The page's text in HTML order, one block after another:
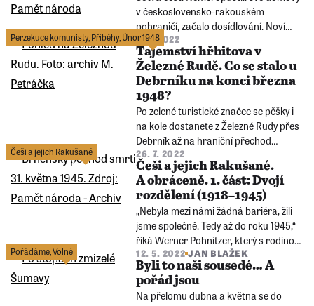
v československo-rakouském
pohraničí, začalo dosídlování. Noví
odvážlivci přicházeli z českého
vnitrozemí, Slovenska i ze zahraničí.
Perzekuce komunisty,Příběhy,Únor 1948
1. 8. 2022
Tajemství hřbitova v
Železné Rudě. Co se stalo u
Debrníku na konci března
1948?
Po zelené turistické značce se pěšky i
na kole dostanete z Železné Rudy přes
Debrník až na hraniční přechod
Železná Ruda - Bayerisch Eisenstein v
Alžbětíně. Koncem března 1948 se
stejným směrem do Bavorska vydala
dvojice mladých lidí za svobodou...
Češi a jejich Rakušané 26. 7. 2022
Češi a jejich Rakušané.
A obráceně. 1. část: Dvojí
rozdělení (1918–1945)
„Nebyla mezi námi žádná bariéra, žili
jsme společně. Tedy až do roku 1945,“
říká Werner Pohnitzer, který s rodinou
absolvoval Brněnský pochod smrti.
Poválečný odsun Němců v
pravidelných intervalech podrobuje
česko-rakouské vztahy zkoušce. Co
Pořádáme,Volné 12. 5. 2022 JAN BLAŽEK
Byli to naši sousedé… A
pořád jsou
Na přelomu dubna a května se do